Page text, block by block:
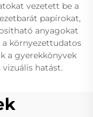
vezetett be a
papírokat,
anyagokat
a környezettudatos
a gyerekkönyvek
hatást.